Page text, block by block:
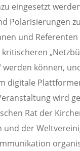
eingesetzt
Polarisierungen
und Referenten
kritischeren
werden können,
digitale
wird
Rat der
und der